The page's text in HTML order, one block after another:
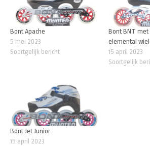
Bont Apache
5 mei 2023
Soortgelijk bericht
Bont BNT met
elemental
15 april 2023
Soortgelijk
Bont Jet Junior
15 april 2023